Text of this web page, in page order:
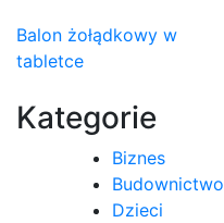
Nawigacja
wpisu
Balon żołądkowy w
tabletce
Kategorie
Biznes
Budownictwo
Dzieci